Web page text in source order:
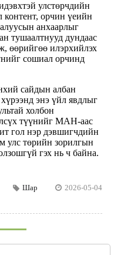
улстөрчдийн
орчин үеийн
анхаарлыг
тушаалтнууд дундаас
өөрийгөө илэрхийлэх
сошиал орчинд
сайдын албан
энэ үйл явдлыг
холбон
түүнийг МАН-аас
гол нэр дэвшигчдийн
улс төрийн зорилгын
гэх нь ч байна.
Шар 2026-05-04